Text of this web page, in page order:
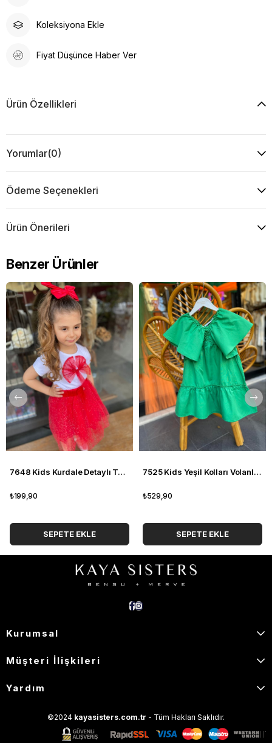
Koleksiyona Ekle
Fiyat Düşünce Haber Ver
Ürün Özellikleri
Yorumlar(0)
Ödeme Seçenekleri
Ürün Önerileri
Benzer Ürünler
7648 Kids Kurdale Detaylı Tshirt
₺199,90
SEPETE EKLE
7525 Kids Yeşil Kolları Volanlı Poplin Elbise
₺529,90
SEPETE EKLE
Kurumsal
Müşteri İlişkileri
Yardım
©2024 kayasisters.com.tr - Tüm Hakları Saklıdır.